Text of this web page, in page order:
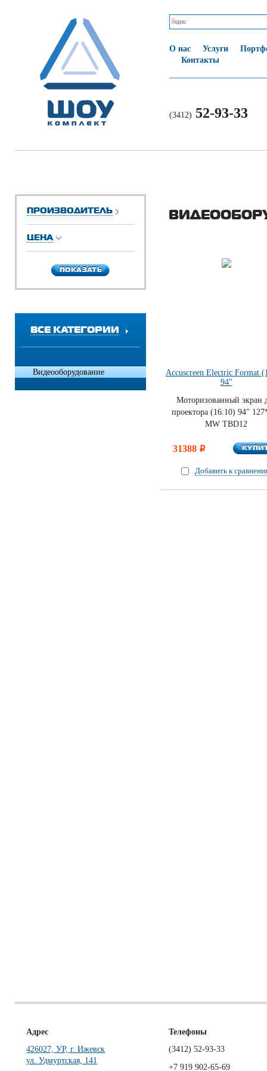
О нас Услуги
Контакты
(3412) 52-93-33
ПРОИЗВОДИТЕЛЬ
ЦЕНА
ПОКАЗАТЬ
ПОКАЗАТЬ
ВСЕ КАТЕГОРИИ
Видеооборудование
Accuscreen Electric Format
94"
Моторизованный экран
проектора (16:10) 94"
MW TBD12
31388 i
Добавить к
Адрес
426027, УР, г. Ижевск
ул. Удмуртская, 141
Телефоны
(3412) 52-93-33
+7 919 902-65-69